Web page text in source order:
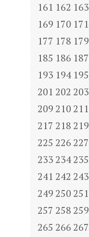
161 162 163
169 170 171
177 178 179
185 186 187
193 194 195
201 202 203
209 210 211
217 218 219
225 226 227
233 234235
241 242 243
249 250 251
257 258 259
265 266 267